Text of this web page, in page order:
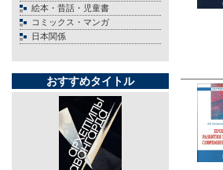
絵本・昔話・児童書
コミックス・マンガ
日本関係
おすすめタイトル